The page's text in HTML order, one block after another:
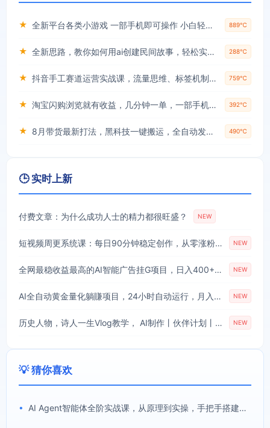
★ 全新平台各类小游戏 一部手机即可操作 小白轻松上手 长期稳定 居家月入过万！！！ 889℃
★ 全新思路，教你如何用ai创建民间故事，轻松实现月入过万【揭秘】 288℃
★ 抖音手工赛道运营实战课，流量思维、标签机制、垂直定位，解决不起号难题，单月变现破3万 759℃
★ 淘宝闪购浏览就有收益，几分钟一单，一部手机就可操作，操作简单，小白轻松日入3张【揭秘】 392℃
★ 8月带货最新打法，黑科技一键搬运，全自动发布单日5张+，提供矩阵玩法+无限账号【揭秘】 490℃
🕒 实时上新
付费文章：为什么成功人士的精力都很旺盛？ NEW
短视频周更系统课：每日90分钟稳定创作，从零涨粉至18000实现月入八千 NEW
全网最稳收益最高的AI智能广告挂G项目，日入400+，真正的躺賺项目【揭秘】 NEW
AI全自动黄金量化躺賺项目，24小时自动运行，月入2W！ NEW
历史人物，诗人一生Vlog教学， AI制作丨伙伴计划丨精选收益丨商单收徒 ，新领域红利期，抓紧做 NEW
💡 猜你喜欢
• AI Agent智能体全阶实战课，从原理到实操，手把手搭建可自动运行的AI Agent